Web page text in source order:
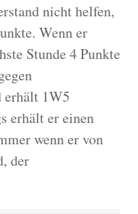
nicht helfen,
Wenn er
Stunde 4 Punkte
erhält 1W5
erhält er einen
wenn er von
der